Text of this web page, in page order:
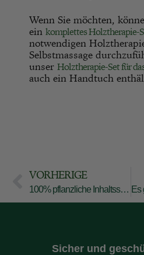
Wenn Sie möchten,
ein komplettes Holztherapie-
notwendigen
Selbstmassage
unser Holztherapie-Set für
auch ein Handtuch
VORHERIGE
100% pflanzliche Inhaltsstoffe: Finden Sie heraus, welche Pflanzen Ihrem Pflanzenfarbstoff Leben einhauchen.
Sicher und